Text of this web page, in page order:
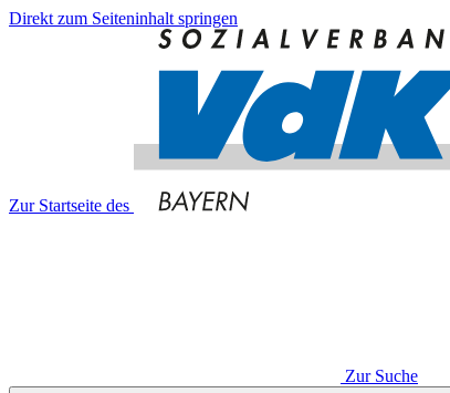
Direkt zum Seiteninhalt springen
Zur Startseite des
Zur Suche